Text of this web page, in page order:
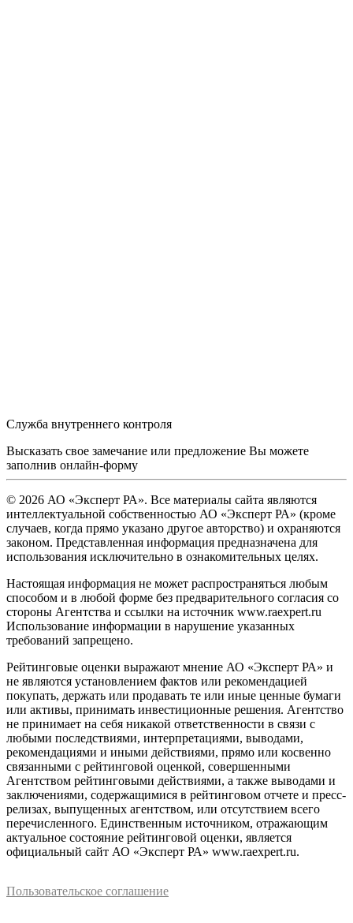
Служба внутреннего контроля
Высказать свое замечание или предложение Вы можете
заполнив онлайн-форму
© 2026 АО «Эксперт РА». Все материалы сайта являются
интеллектуальной собственностью АО «Эксперт РА» (кроме
случаев, когда прямо указано другое авторство) и охраняются
законом. Представленная информация предназначена для
использования исключительно в ознакомительных целях.
Настоящая информация не может распространяться любым
способом и в любой форме без предварительного согласия со
стороны Агентства и ссылки на источник www.raexpert.ru
Использование информации в нарушение указанных
требований запрещено.
Рейтинговые оценки выражают мнение АО «Эксперт РА» и
не являются установлением фактов или рекомендацией
покупать, держать или продавать те или иные ценные бумаги
или активы, принимать инвестиционные решения. Агентство
не принимает на себя никакой ответственности в связи с
любыми последствиями, интерпретациями, выводами,
рекомендациями и иными действиями, прямо или косвенно
связанными с рейтинговой оценкой, совершенными
Агентством рейтинговыми действиями, а также выводами и
заключениями, содержащимися в рейтинговом отчете и пресс-
релизах, выпущенных агентством, или отсутствием всего
перечисленного. Единственным источником, отражающим
актуальное состояние рейтинговой оценки, является
официальный сайт АО «Эксперт РА» www.raexpert.ru.
Пользовательское соглашение